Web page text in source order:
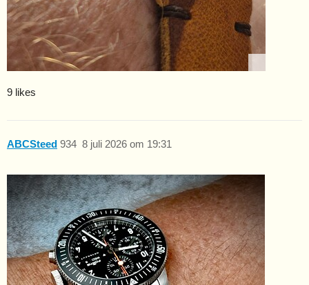
9 likes
ABCSteed 8 juli 2026 om 19:31
934